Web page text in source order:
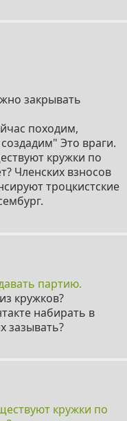
закрывать
походим,
Это враги.
кружки по
Членских взносов
троцкистские
партию.
кружков?
набирать в
зазывать?
кружки по